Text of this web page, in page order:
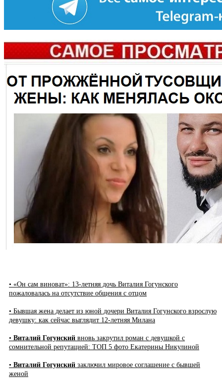
• «Он сам виноват»: 13-летняя дочь Виталия Гогунского
пожаловалась на отсутствие общения с отцом
• Бывшая жена делает из юной дочери Виталия Гогунского взрослую
девушку: как сейчас выглядит 12-летняя Милана
• Виталий Гогунский вновь закрутил роман с девушкой с
сомнительной репутацией: ТОП 5 фото Екатерины Никулиной
• Виталий Гогунский заключил мировое соглашение с бывшей
женой